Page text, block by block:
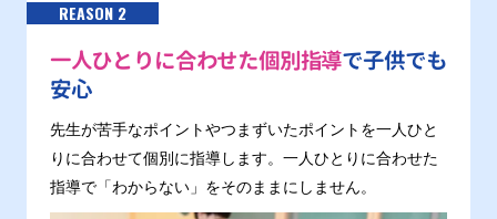
REASON 2
一人ひとりに合わせた個別指導で子供でも
安心
先生が苦手なポイントやつまずいたポイントを一人ひと
りに合わせて個別に指導します。一人ひとりに合わせた
指導で「わからない」をそのままにしません。